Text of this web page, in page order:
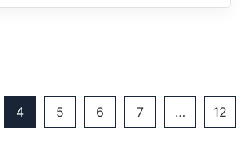
4 5 6 7 … 12